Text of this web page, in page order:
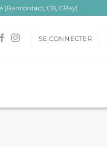
(Bancontact, CB, GPay)
SE CONNECTER